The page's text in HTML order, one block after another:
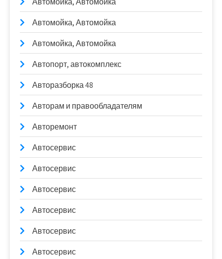
Автомойка, Автомойка
Автомойка, Автомойка
Автопорт, автокомплекс
Авторазборка 48
Авторам и правообладателям
Авторемонт
Автосервис
Автосервис
Автосервис
Автосервис
Автосервис
Автосервис